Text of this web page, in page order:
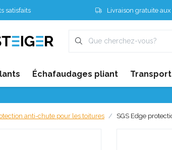
satisfaits Livraison gratuite
Échafaudages pliant
anti-chute pour les toitures SGS Edge